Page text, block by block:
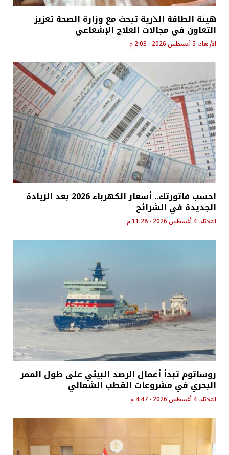
هيئة الطاقة الذرية تبحث مع وزارة الصحة تعزيز
التعاون في مجالات العلاج الإشعاعي
الأربعاء، 5 أغسطس 2026 - 2:03 م
احسب فاتورتك.. أسعار الكهرباء 2026 بعد الزيادة
الجديدة في الشرائح
الثلاثاء، 4 أغسطس 2026 - 11:28 م
روساتوم تبدأ أعمال الرصد البيئي على طول الممر
البحري في مشروعات القطب الشمالي
الثلاثاء، 4 أغسطس 2026 - 4:47 م